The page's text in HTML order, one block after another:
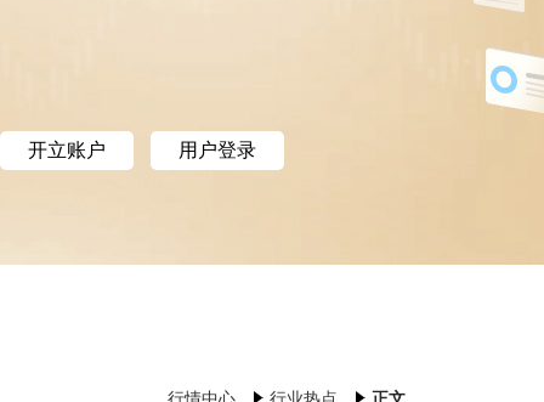
开立账户 用户登录
行情中心 行业热点 正文